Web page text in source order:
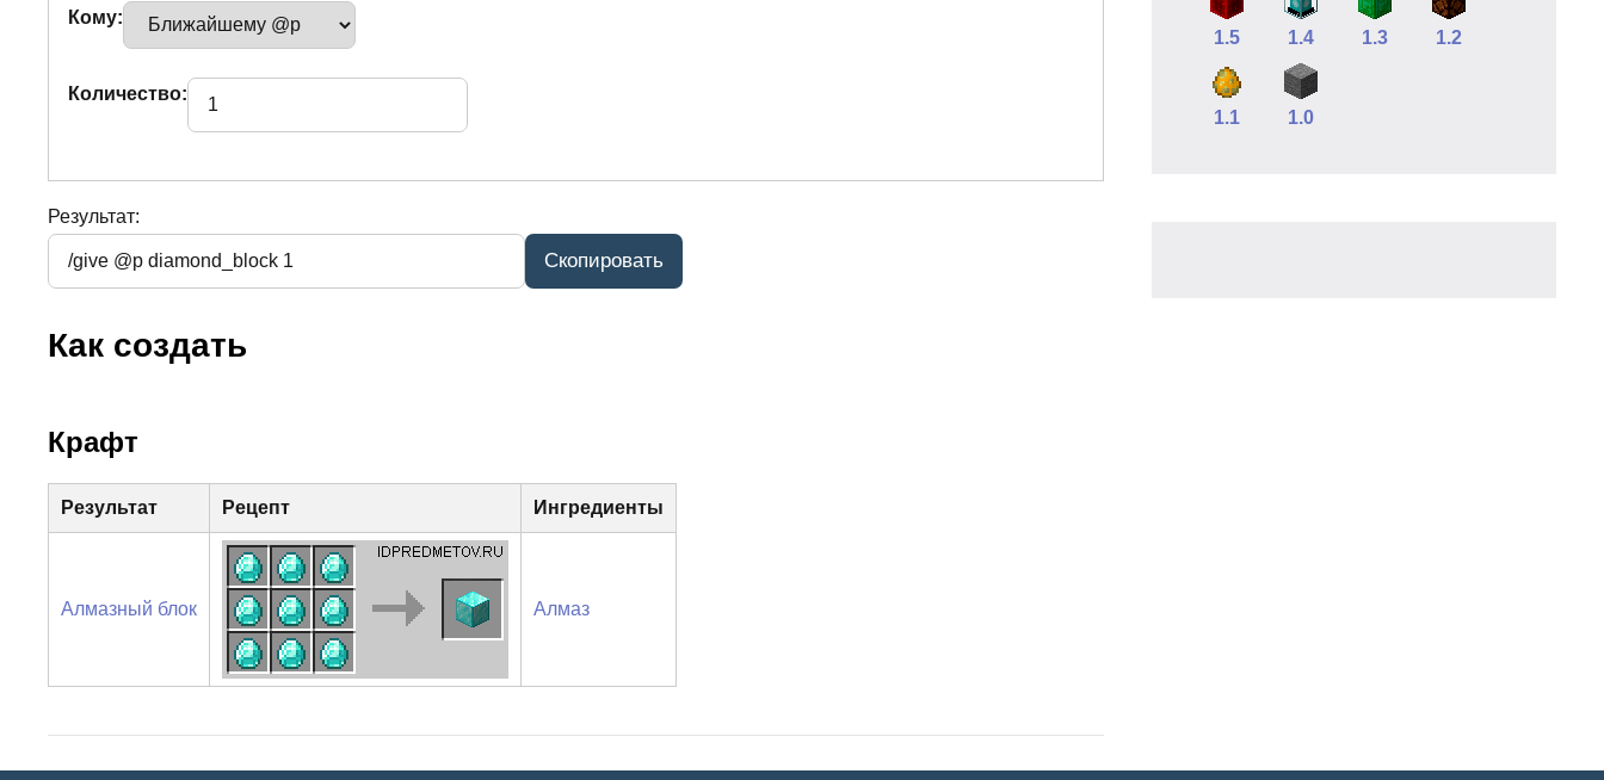
Кому:
Количество:
Результат:
Как создать
Крафт
Результат Рецепт Ингредиенты
Алмазный блок Алмаз
1.5 1.4 1.3 1.2
1.1 1.0